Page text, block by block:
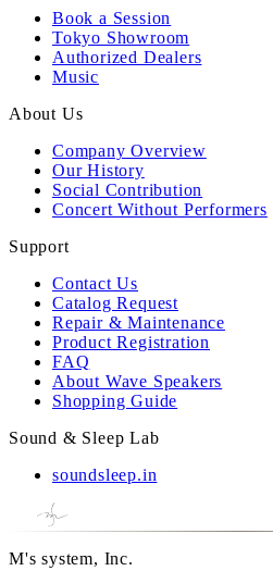
Book a Session
Tokyo Showroom
Authorized Dealers
Music
About Us
Company Overview
Our History
Social Contribution
Concert Without Performers
Support
Contact Us
Catalog Request
Repair & Maintenance
Product Registration
FAQ
About Wave Speakers
Shopping Guide
Sound & Sleep Lab
soundsleep.in
M's system, Inc.